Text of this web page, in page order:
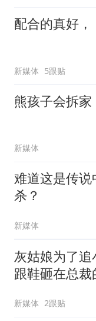
配合的真好，
新媒体 5跟贴
熊孩子会拆
新媒体
难道这是传说
杀？
新媒体
灰姑娘为了
跟鞋砸在总裁
新媒体 2跟贴